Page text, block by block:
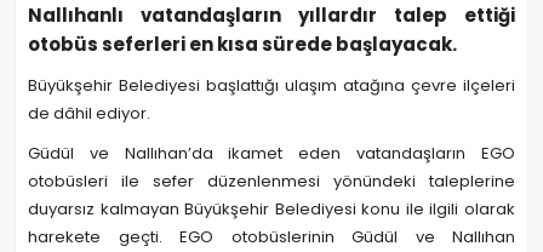
Nallıhanlı vatandaşların yıllardır talep ettiği
otobüs seferleri en kısa sürede başlayacak.
Büyükşehir Belediyesi başlattığı ulaşım atağına çevre ilçeleri
de dâhil ediyor.
Güdül ve Nallıhan’da ikamet eden vatandaşların EGO
otobüsleri ile sefer düzenlenmesi yönündeki taleplerine
duyarsız kalmayan Büyükşehir Belediyesi konu ile ilgili olarak
harekete geçti. EGO otobüslerinin Güdül ve Nallıhan